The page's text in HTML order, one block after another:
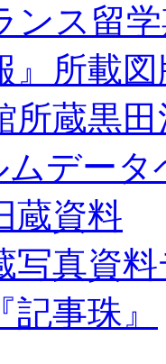
ンス留
』所載
所蔵黒
データ
蔵資料
写真資
事珠』